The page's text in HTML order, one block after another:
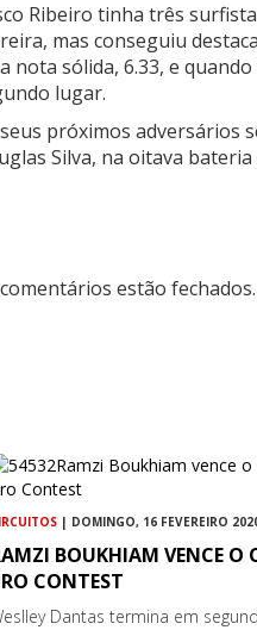
Ribeiro tinha três
mas conseguiu
nota sólida, 6.33, e
lugar.
próximos adversários
Silva, na oitava
estão fechados.
| DOMINGO, 16 FEVEREIRO
BOUKHIAM VENCE O
CONTEST
Dantas termina em